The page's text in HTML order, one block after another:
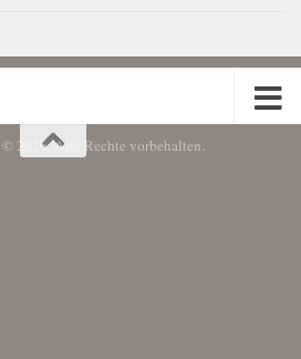
© 2026. Alle Rechte vorbehalten.